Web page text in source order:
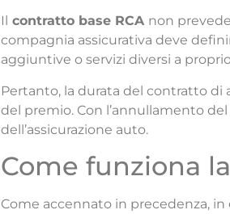
Il contratto base RCA non
compagnia assicurativa deve
aggiuntive o servizi diversi a
Pertanto, la durata del contratto di
del premio. Con l’annullamento
dell’assicurazione auto.
Come funziona
Come accennato in precedenza, in